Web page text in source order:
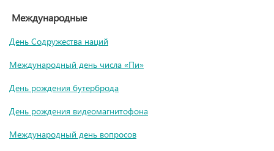
Международные
День Содружества наций
Международный день числа «Пи»
День рождения бутерброда
День рождения видеомагнитофона
Международный день вопросов